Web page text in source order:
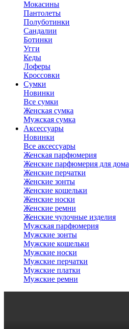
Мокасины
Пантолеты
Полуботинки
Сандалии
Ботинки
Угги
Кеды
Лоферы
Кроссовки
Сумки
Новинки
Все сумки
Женская сумка
Мужская сумка
Аксессуары
Новинки
Все аксессуары
Женская парфюмерия
Женские парфюмерия для дома
Женские перчатки
Женские зонты
Женские кошельки
Женские носки
Женские ремни
Женские чулочные изделия
Мужская парфюмерия
Мужские зонты
Мужские кошельки
Мужские носки
Мужские перчатки
Мужские платки
Мужские ремни